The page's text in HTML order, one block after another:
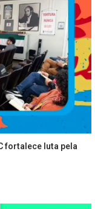
fortalece luta pela